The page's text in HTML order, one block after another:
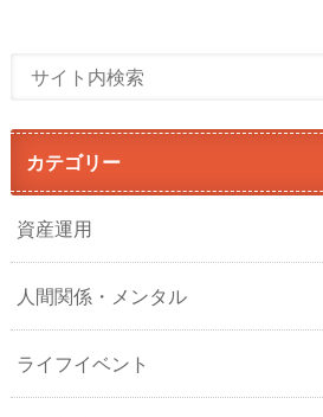
カテゴリー
資産運用
人間関係・メンタル
ライフイベント